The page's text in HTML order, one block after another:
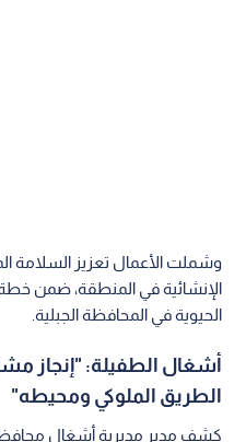
وشملت الأعمال تعزيز السلامة
الإنشائية في المنطقة، ضمن
الحيوية في المحافظة الجبلية.
أشغال الطفيلة: "إنجاز
الطريق الملوكي ومحيطه"
كشف مدير مديرية أشغال